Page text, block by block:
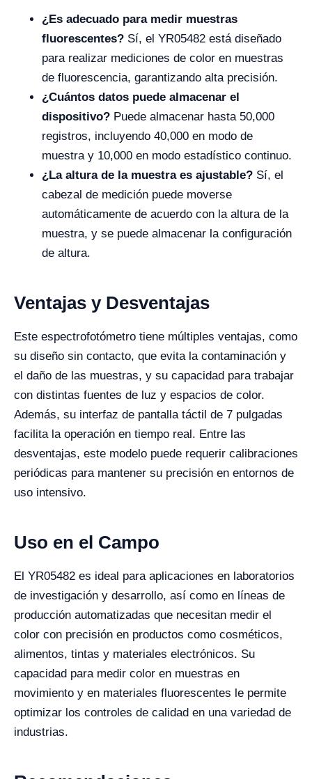
¿Es adecuado para medir muestras
fluorescentes? Sí, el YR05482 está diseñado
para realizar mediciones de color en muestras
de fluorescencia, garantizando alta precisión.
¿Cuántos datos puede almacenar el
dispositivo? Puede almacenar hasta 50,000
registros, incluyendo 40,000 en modo de
muestra y 10,000 en modo estadístico continuo.
¿La altura de la muestra es ajustable? Sí, el
cabezal de medición puede moverse
automáticamente de acuerdo con la altura de la
muestra, y se puede almacenar la configuración
de altura.
Ventajas y Desventajas
Este espectrofotómetro tiene múltiples ventajas, como
su diseño sin contacto, que evita la contaminación y
el daño de las muestras, y su capacidad para trabajar
con distintas fuentes de luz y espacios de color.
Además, su interfaz de pantalla táctil de 7 pulgadas
facilita la operación en tiempo real. Entre las
desventajas, este modelo puede requerir calibraciones
periódicas para mantener su precisión en entornos de
uso intensivo.
Uso en el Campo
El YR05482 es ideal para aplicaciones en laboratorios
de investigación y desarrollo, así como en líneas de
producción automatizadas que necesitan medir el
color con precisión en productos como cosméticos,
alimentos, tintas y materiales electrónicos. Su
capacidad para medir color en muestras en
movimiento y en materiales fluorescentes le permite
optimizar los controles de calidad en una variedad de
industrias.